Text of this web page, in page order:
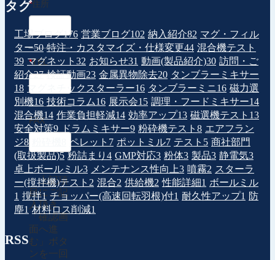
*住所
*TEL
FAX
上記項
目にご記
入頂き、
「確認画
面へ進
む」ボタ
ンを一回
タグ
工場ブログ176 営業ブログ102 納入紹介82 マグ・フィル
ター50 特注・カスタマイズ・仕様変更44 混合機テスト
39 マグネット 32 お知らせ31 動画(製品紹介)30 訪問・ご
紹介27 検証動画23 金属異物除去20 タンブラーミキサー
18 マグネチックスターラー16 タンブラーミニ16 磁力選
別機16 技術コラム16 展示会15 調理・フードミキサー14
混合機14 作業負担軽減14 効率アップ13 磁選機テスト 13
安全対策9 ドラムミキサー9 粉砕機テスト 8 エアフラン
ジ8 ペレット 7 ポットミル7 テスト 5 商社部門
(取扱製品)5 粉詰まり 4 GMP対応3 粉体3 製品3 静電気3
卓上ボールミル3 メンテナンス性向上3 噴霧2 スターラ
ー(撹拌機)テスト 2 混合2 供給機2 性能詳細1 ボールミル
1 撹拌1 チョッパー(高速回転羽根)付1 耐久性アップ1 防
塵1 材料ロス削減1
RSS